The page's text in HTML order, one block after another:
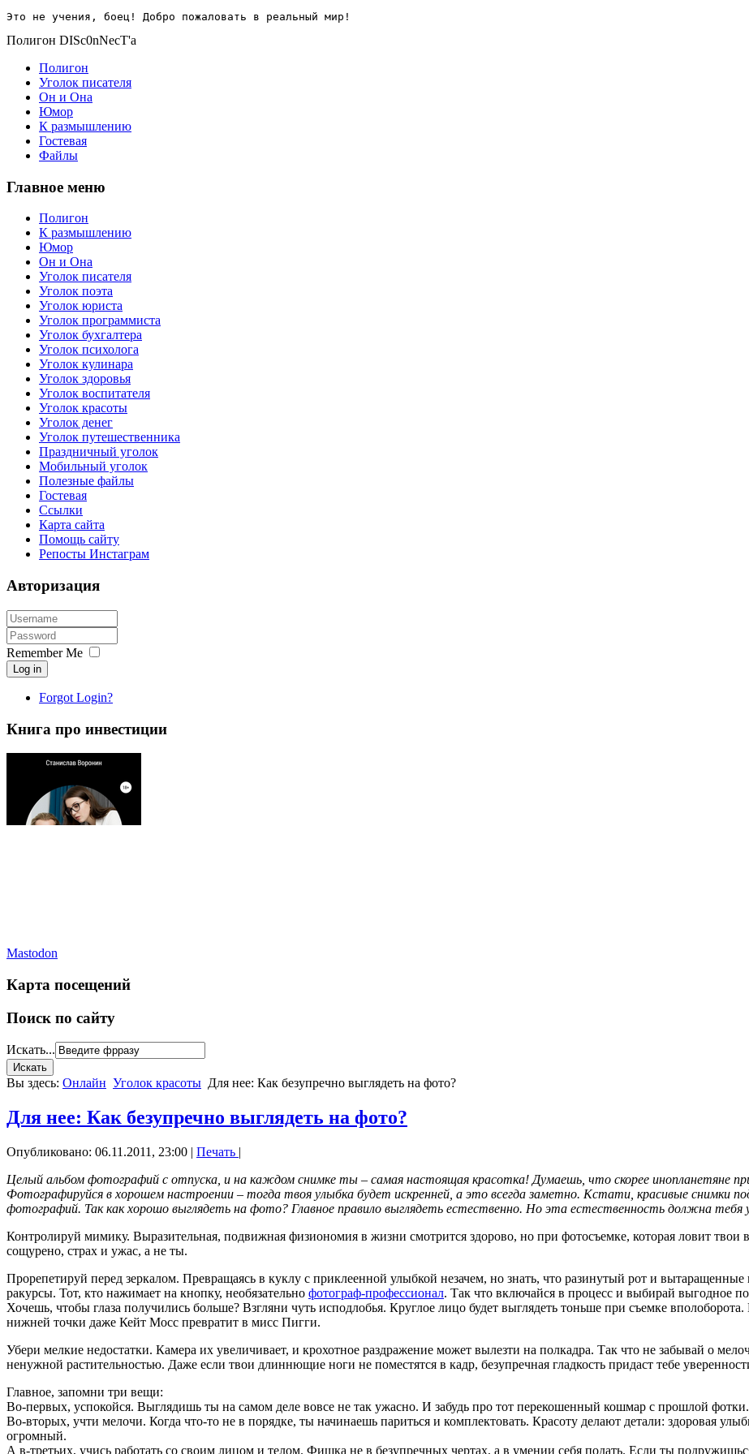
Это не учения, боец! Добро пожаловать в реальный мир!
Полигон DISc0nNecT'a
Полигон
Уголок писателя
Он и Она
Юмор
К размышлению
Гостевая
Файлы
Главное меню
Полигон
К размышлению
Юмор
Он и Она
Уголок писателя
Уголок поэта
Уголок юриста
Уголок программиста
Уголок бухгалтера
Уголок психолога
Уголок кулинара
Уголок здоровья
Уголок воспитателя
Уголок красоты
Уголок денег
Уголок путешественника
Праздничный уголок
Мобильный уголок
Полезные файлы
Гостевая
Ссылки
Карта сайта
Помощь сайту
Репосты Инстаграм
Авторизация
Remember Me
Log in
Forgot Login?
Книга про инвестиции
Mastodon
Карта посещений
Поиск по сайту
Искать...
Вы здесь: Онлайн Уголок красоты Для нее: Как безупречно выглядеть на фото?
Для нее: Как безупречно выглядеть на фото?
Опубликовано: 06.11.2011, 23:00 | Печать |
Целый альбом фотографий с отпуска, и на каждом снимке ты – самая настоящая красотка! Думаешь, что скорее инопланетяне
Фотографируйся в хорошем настроении – тогда твоя улыбка будет искренней, а это всегда заметно. Кстати, красивые снимки
фотографий. Так как хорошо выглядеть на фото? Главное правило выглядеть естественно. Но эта естественность должна
Контролируй мимику. Выразительная, подвижная физиономия в жизни смотрится здорово, но при фотосъемке, которая ловит
сощурено, страх и ужас, а не ты.
Прорепетируй перед зеркалом. Превращаясь в куклу с приклеенной улыбкой незачем, но знать, что разинутый рот и
ракурсы. Тот, кто нажимает на кнопку, необязательно фотограф-профессионал. Так что включайся в процесс и выбирай выгодное
Хочешь, чтобы глаза получились больше? Взгляни чуть исподлобья. Круглое лицо будет выглядеть тоньше при съемке
нижней точки даже Кейт Мосс превратит в мисс Пигги.
Убери мелкие недостатки. Камера их увеличивает, и крохотное раздражение может вылезти на полкадра. Так что не забывай о
ненужной растительностью. Даже если твои длиннющие ноги не поместятся в кадр, безупречная гладкость придаст тебе
Главное, запомни три вещи:
Во-первых, успокойся. Выглядишь ты на самом деле вовсе не так ужасно. И забудь про тот перекошенный кошмар с прошлой фотки.
Во-вторых, учти мелочи. Когда что-то не в порядке, ты начинаешь париться и комплектовать. Красоту делают детали: здоровая
огромный.
А в-третьих, учись работать со своим лицом и телом. Фишка не в безупречных чертах, а в умении себя подать. Если ты